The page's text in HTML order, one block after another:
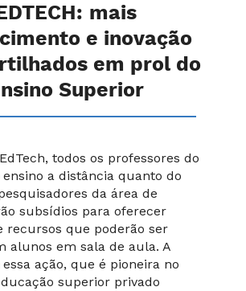
mais
e inovação
em prol do
Superior
todos os professores do
a distância quanto do
da área de
subsídios para oferecer
recursos que poderão ser
alunos em sala de aula. A
ação, que é pioneira no
superior privado